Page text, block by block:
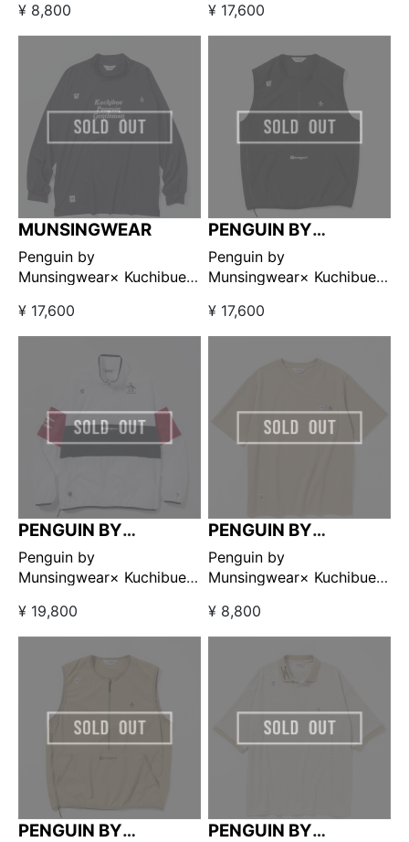
付きTシャツ ホワイト
【GO/LOOK!限定販売】
¥ 8,800
チロングスリーブモックネ
ック ネイビー 【GO/LOOK!
限定販売】
¥ 17,600
MUNSINGWEAR
Penguin by
Munsingwear× Kuchibue
チロングスリーブモックネ
ック ブラック 【GO/LOOK!
¥ 17,600
PENGUIN BY
MUNSINGWEAR
Penguin by
Munsingwear× Kuchibue
リティプルオーバーベスト
ブラック 【GO/LOOK!限定
¥ 17,600
PENGUIN BY
MUNSINGWEAR
Penguin by
Munsingwear× Kuchibue
ップブルゾン ホワイト×ネ
イビー 【GO/LOOK!限定販
¥ 19,800
PENGUIN BY
MUNSINGWEAR
Penguin by
Munsingwear× Kuchibue
付きTシャツ ベージュ
【GO/LOOK!限定販売】
¥ 8,800
PENGUIN BY
PENGUIN BY